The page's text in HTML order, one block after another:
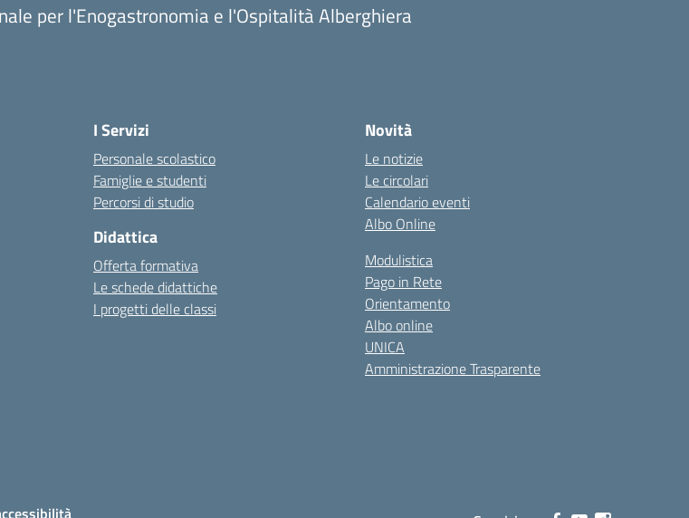
per l'Enogastronomia e l'Ospitalità Alberghiera
I Servizi
Personale scolastico
Famiglie e studenti
Percorsi di studio
Didattica
Offerta formativa
Le schede didattiche
I progetti delle classi
Novità
Le notizie
Le circolari
Calendario eventi
Albo Online
Modulistica
Pago in Rete
Orientamento
Albo online
UNICA
Amministrazione Trasparente